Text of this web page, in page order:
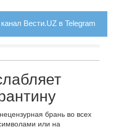
Вести.UZ в Telegram
брань во всех
или на